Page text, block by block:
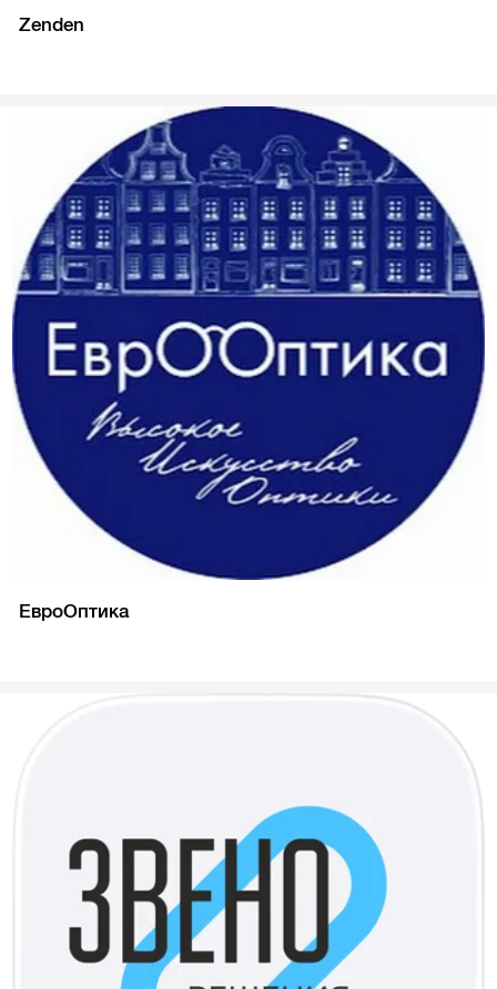
Zenden
ЕвроОптика